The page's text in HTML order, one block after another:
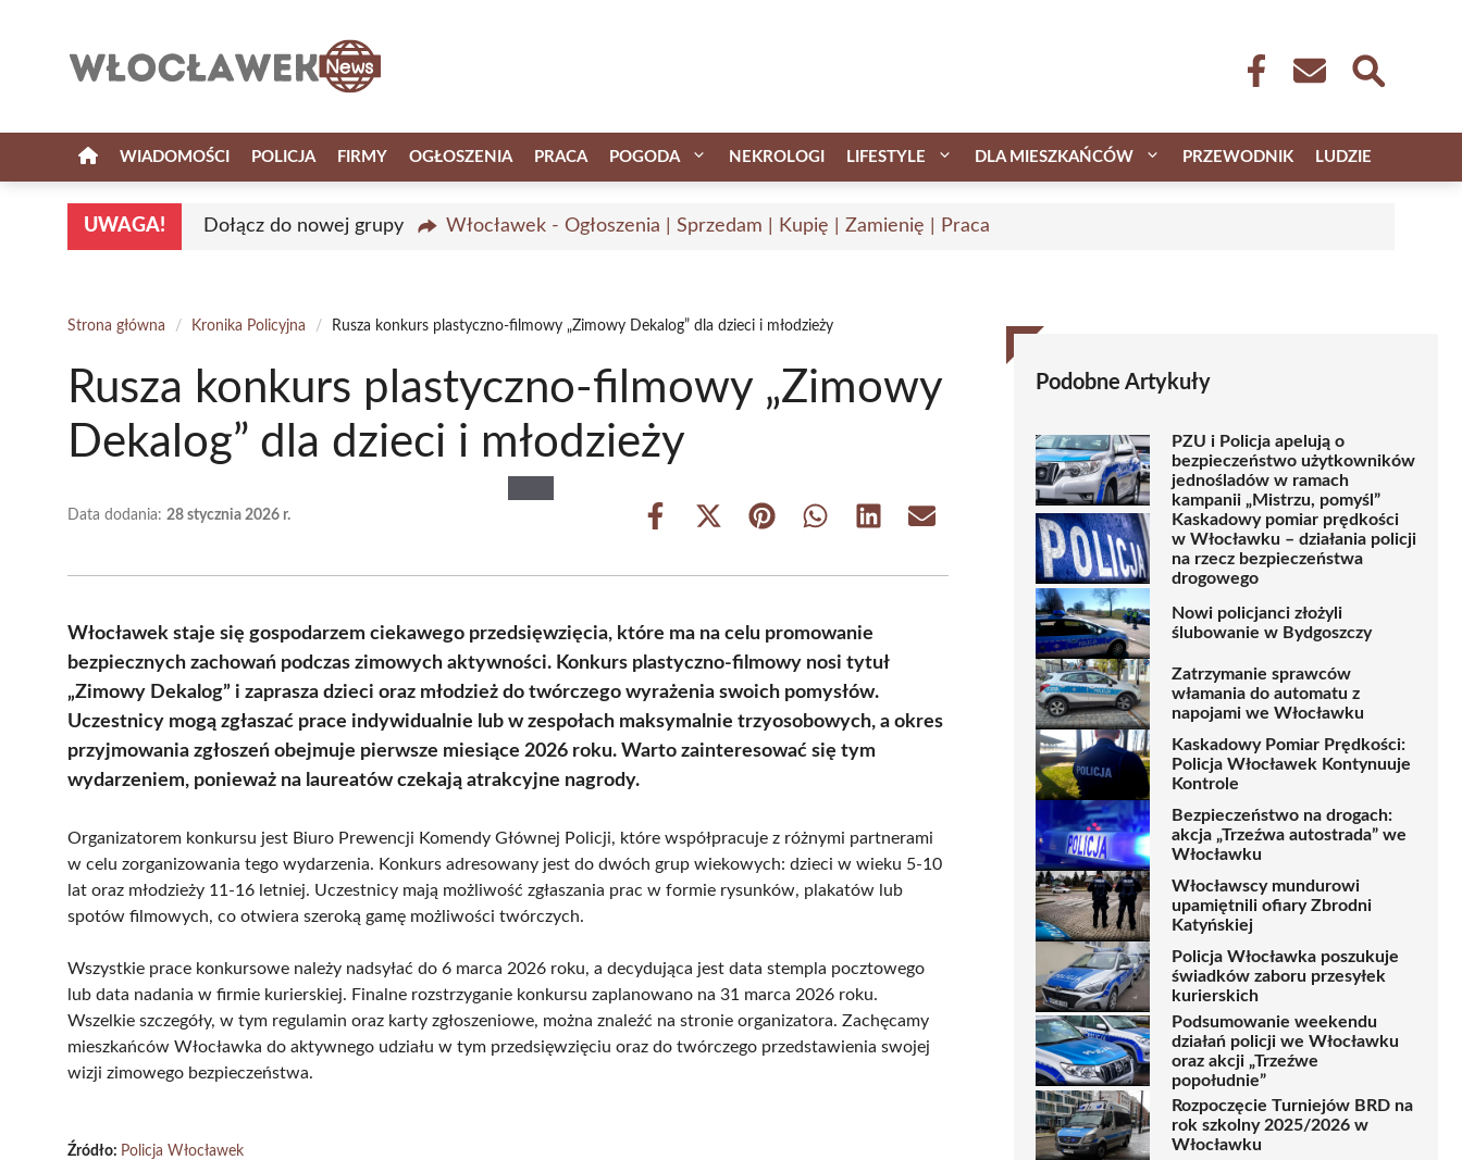
WIADOMOŚCI POLICJA FIRMY OGŁOSZENIA PRACA POGODA NEKROLOGI LIFESTYLE DLA MIESZKAŃCÓW PRZEWODNIK LUDZIE
UWAGA! Dołącz do nowej grupy Włocławek - Ogłoszenia | Sprzedam | Kupię | Zamienię | Praca
Strona główna / Kronika Policyjna / Rusza konkurs plastyczno-filmowy „Zimowy Dekalog” dla dzieci i młodzieży
Rusza konkurs plastyczno-filmowy „Zimowy
Dekalog” dla dzieci i młodzieży
Data dodania: 28 stycznia 2026 r.
Share
Share
(Twitter)
Share Share Share Share
Włocławek staje się gospodarzem ciekawego przedsięwzięcia, które ma na celu promowanie
bezpiecznych zachowań podczas zimowych aktywności. Konkurs plastyczno-filmowy nosi tytuł
„Zimowy Dekalog” i zaprasza dzieci oraz młodzież do twórczego wyrażenia swoich pomysłów.
Uczestnicy mogą zgłaszać prace indywidualnie lub w zespołach maksymalnie trzyosobowych, a okres
przyjmowania zgłoszeń obejmuje pierwsze miesiące 2026 roku. Warto zainteresować się tym
wydarzeniem, ponieważ na laureatów czekają atrakcyjne nagrody.
Organizatorem konkursu jest Biuro Prewencji Komendy Głównej Policji, które współpracuje z różnymi partnerami
w celu zorganizowania tego wydarzenia. Konkurs adresowany jest do dwóch grup wiekowych: dzieci w wieku 5-10
lat oraz młodzieży 11-16 letniej. Uczestnicy mają możliwość zgłaszania prac w formie rysunków, plakatów lub
spotów filmowych, co otwiera szeroką gamę możliwości twórczych.
Wszystkie prace konkursowe należy nadsyłać do 6 marca 2026 roku, a decydująca jest data stempla pocztowego
lub data nadania w firmie kurierskiej. Finalne rozstrzyganie konkursu zaplanowano na 31 marca 2026 roku.
Wszelkie szczegóły, w tym regulamin oraz karty zgłoszeniowe, można znaleźć na stronie organizatora. Zachęcamy
mieszkańców Włocławka do aktywnego udziału w tym przedsięwzięciu oraz do twórczego przedstawienia swojej
wizji zimowego bezpieczeństwa.
Źródło: Policja Włocławek
Podobne Artykuły
PZU i Policja apelują o
bezpieczeństwo użytkowników
jednośladów w ramach
kampanii „Mistrzu, pomyśl”
Kaskadowy pomiar prędkości
w Włocławku – działania policji
na rzecz bezpieczeństwa
drogowego
Nowi policjanci złożyli
ślubowanie w Bydgoszczy
Zatrzymanie sprawców
włamania do automatu z
napojami we Włocławku
Kaskadowy Pomiar Prędkości:
Policja Włocławek Kontynuuje
Kontrole
Bezpieczeństwo na drogach:
akcja „Trzeźwa autostrada” we
Włocławku
Włocławscy mundurowi
upamiętnili ofiary Zbrodni
Katyńskiej
Policja Włocławka poszukuje
świadków zaboru przesyłek
kurierskich
Podsumowanie weekendu
działań policji we Włocławku
oraz akcji „Trzeźwe
popołudnie”
Rozpoczęcie Turniejów BRD na
rok szkolny 2025/2026 w
Włocławku